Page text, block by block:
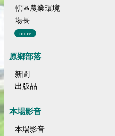
轄區農業環境
場長
more
原鄉部落
新聞
出版品
本場影音
本場影音